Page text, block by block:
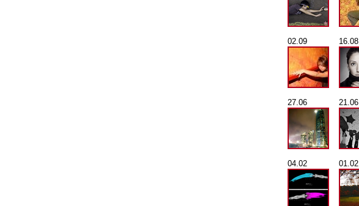
02.09 16.08
27.06 21.06
04.02 01.02